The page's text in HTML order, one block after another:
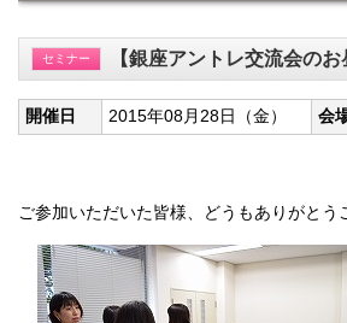
セミナー 【銀座アントレ交流会
開催日 2015年08月28日（金） 会
ご参加いただいた皆様、どうもありがとう